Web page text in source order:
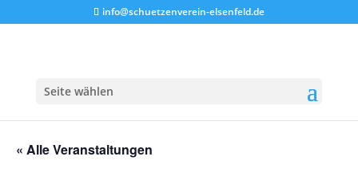
info@schuetzenverein-elsenfeld.de
Seite wählen
« Alle Veranstaltungen